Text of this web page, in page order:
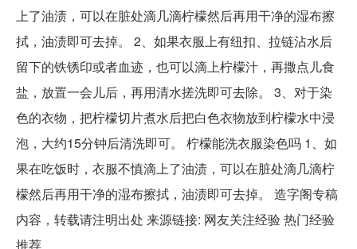
上了油渍，可以在脏处滴几滴柠檬然后再用干净的湿布擦
拭，油渍即可去掉。 2、如果衣服上有纽扣、拉链沾水后
留下的铁锈印或者血迹，也可以滴上柠檬汁，再撒点儿食
盐，放置一会儿后，再用清水搓洗即可去除。 3、对于染
色的衣物，把柠檬切片煮水后把白色衣物放到柠檬水中浸
泡，大约15分钟后清洗即可。 柠檬能洗衣服染色吗 1、如
果在吃饭时，衣服不慎滴上了油渍，可以在脏处滴几滴柠
檬然后再用干净的湿布擦拭，油渍即可去掉。 造字阁专稿
内容，转载请注明出处 来源链接: 网友关注经验 热门经验
推荐